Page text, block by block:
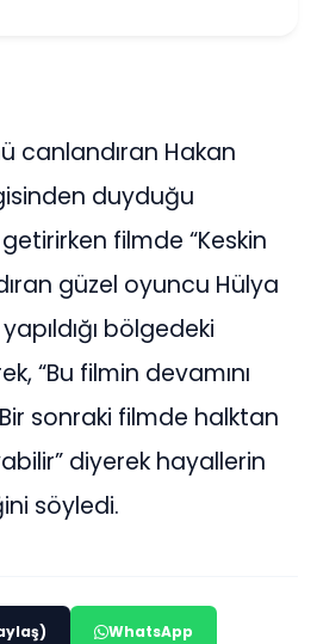
canlandıran Hakan
duyduğu
filmde “Keskin
güzel oyuncu Hülya
bölgedeki
“Bu filmin devamını
sonraki filmde halktan
diyerek hayallerin
söyledi.
WhatsApp